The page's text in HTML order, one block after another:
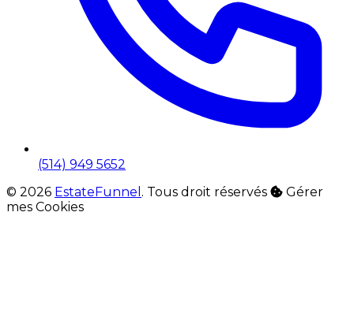
(514) 949 5652
© 2026 EstateFunnel . Tous droit réservés
Gérer
mes Cookies